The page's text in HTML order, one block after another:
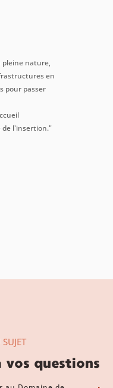
pleine nature,
en
pour passer
de l'insertion."
vos questions